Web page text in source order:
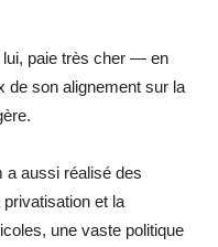
lui, paie très cher — en
de son alignement sur la
a aussi réalisé des
et la
une vaste politique